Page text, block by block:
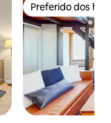
Preferido dos
Preferido dos